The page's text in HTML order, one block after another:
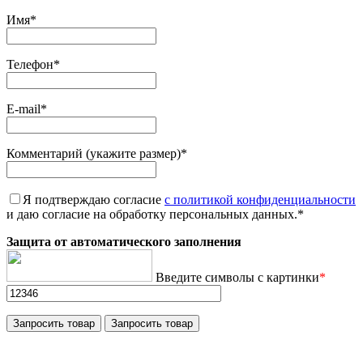
Имя*
Телефон*
E-mail*
Комментарий (укажите размер)*
Я подтверждаю согласие с политикой конфиденциальности
и даю согласие на обработку персональных данных.*
Защита от автоматического заполнения
Введите символы с картинки*